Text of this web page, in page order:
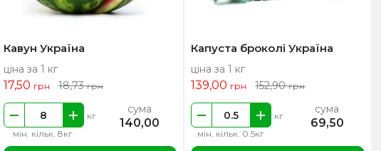
Кавун Україна
ціна за 1 кг
17,50 грн 18,73грн
мін. кільк. 8кг
кг сума
140,00
Капуста броколі Україна
ціна за 1 кг
139,00 грн 152,90грн
мін. кільк. 0.5кг
кг сума
69,50